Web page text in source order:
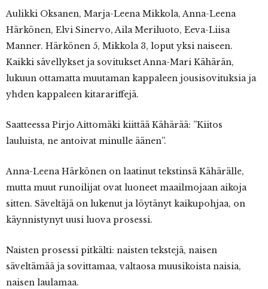
Aulikki Oksanen, Marja-Leena Mikkola, Anna-Leena
Härkönen, Elvi Sinervo, Aila Meriluoto, Eeva-Liisa
Manner. Härkönen 5, Mikkola 3, loput yksi naiseen.
Kaikki sävellykset ja sovitukset Anna-Mari Kähärän,
lukuun ottamatta muutaman kappaleen jousisovituksia ja
yhden kappaleen kitarariffejä.
Saatteessa Pirjo Aittomäki kiittää Kähärää: ”Kiitos
lauluista, ne antoivat minulle äänen”.
Anna-Leena Härkönen on laatinut tekstinsä Kähärälle,
mutta muut runoilijat ovat luoneet maailmojaan aikoja
sitten. Säveltäjä on lukenut ja löytänyt kaikupohjaa, on
käynnistynyt uusi luova prosessi.
Naisten prosessi pitkälti: naisten tekstejä, naisen
säveltämää ja sovittamaa, valtaosa muusikoista naisia,
naisen laulamaa.